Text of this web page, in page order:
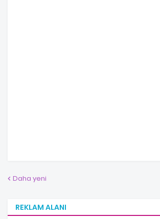
Daha yeni
REKLAM ALANI